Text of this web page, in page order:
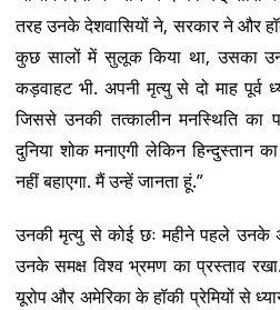
तरह उनके देशवासियों ने, सरकार ने और
कुछ सालों में सुलूक किया था, उसका
कड़वाहट भी. अपनी मृत्यु से दो माह पूर्व
जिससे उनकी तत्कालीन मनस्थिति का
दुनिया शोक मनाएगी लेकिन
नहीं बहाएगा. मैं उन्हें जानता हूं.”
उनकी मृत्यु से कोई छः महीने पहले उनके
उनके समक्ष विश्व भ्रमण का प्रस्ताव
यूरोप और अमेरिका के हॉकी प्रेमियों से